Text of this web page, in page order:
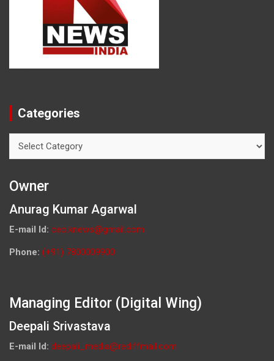
Categories
Owner
Anurag Kumar Agarwal
E-mail Id: ceo.knews@gmail.com
Phone: (+91) 7800009900
Managing Editor (Digital Wing)
Deepali Srivastava
E-mail Id: deepali_media@rediffmail.com